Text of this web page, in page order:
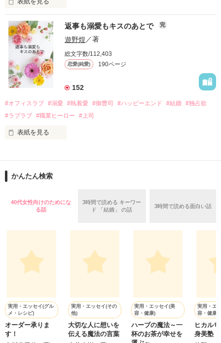
さらに、美桜が初めてだと知った哲平は
『責任をとる、結婚しよう』と真っ直ぐに告げてきた。
戸惑う美桜とは裏腹に、好きという気持ちを隠すことなく
甘やかしてくる。
そんなある日、哲平は美桜がストーカー被害に
遭っていることを知る。
美桜を守るため、哲平は同居を提案してきて――。
夏木美桜(なつきみお)
鳴海哲平 (なるみてっぺい)
2026.6.5～2026.7.25
＊以前、公開していた話の改稿版です＊
作品を読む
おかしな噂を流されて前の職場でうまくいかなかった梅田美
桜は、海外で傷心旅行をしていたところ、日本人美青年と出会
い、酒の勢いもあり一夜限りの関係となる。
帰国後、美桜は新しい職場でワンナイトした美青年と再会。
なんと彼の正体は、とある財閥御曹司にも関わらず、一族を離
れて起業した新進気鋭の実業家、社内でも冷徹だと評判な社長
――御影恭司その人だったのだ――！
なぜか恭司から飼い猫の世話係を命じられた美桜は、猫の世
の関係となってしまい――？
返事も溺愛もキスのあとで 完
遊野煌／著
総文字数/112,403
恋愛(純愛) 190ページ
152
#オフィスラブ #溺愛 #執着愛 #御曹司 #ハッピーエンド #結婚 #独占欲
#ラブラブ #職業ヒーロー #上司
表紙を見る
ションの企画戦略室で働いている。
めた、同期で恋人の石垣守（26）がいるのだが、後輩の姫原由
いた。
守と由羅から『便利屋雛子』と馬鹿にされ、一人こっそり泣い
鷹哉『宜しくな、俺の雛子』🦅
雛子『俺の……ひぃ、雛子？！！！』🐥
※表紙も作中使用の画像も全てフリー素材です。
※執筆期間2026.6.3〜7.20完結です。
※他サイトさんにて恋愛トレンド1位でした〜良かったら読ん
かんたん検索
40代女性向けのためにな
る話
3時間で読める キーワー
ド 「結婚」 の話
3時間で読める面白い話
実用・エッセイ(グル
メ・レシピ)
オーダー承りま
す！
実用・エッセイ(その
他)
大切な人に想いを
伝える魔法の言葉
実用・エッセイ(美
容・健康)
ハーブの魔法～一
杯のお茶が幸せを
実用・エ
容・健康)
ヒカル
身美塾